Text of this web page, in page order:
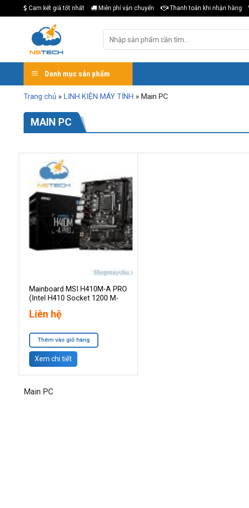
to
Cam kết giá tốt nhất Miễn phí vận chuyển Thanh toán khi nhận hàng
kiếm:
Danh mục sản phẩm
Trang chủ » LINH KIỆN MÁY TÍNH » Main PC
MAIN PC
Mainboard MSI H410M-A PRO
(Intel H410 Socket 1200 M-
Liên hệ
Thêm vào giỏ hàng
Xem chi tiết
Main PC